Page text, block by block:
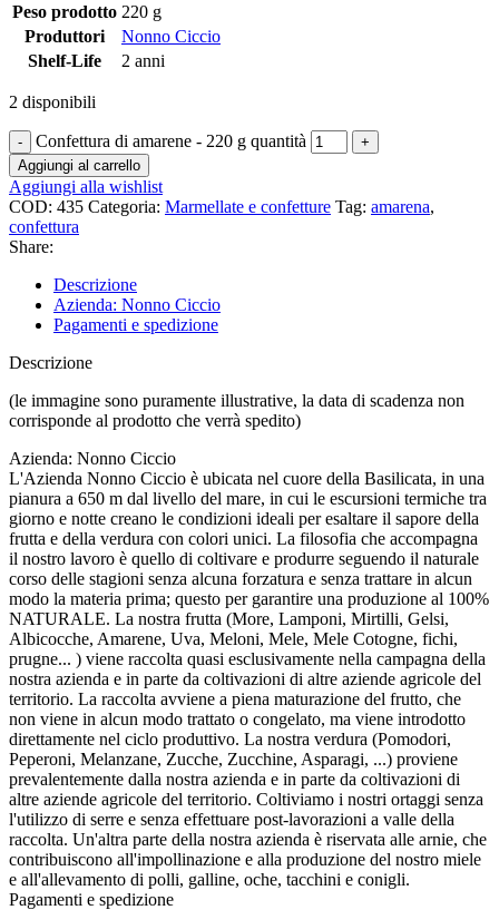
Peso prodotto 220 g
Produttori
Nonno Ciccio
Shelf-Life
2 anni
2 disponibili
Confettura di amarene - 220 g quantità
Aggiungi al carrello
Aggiungi alla wishlist
COD: 435 Categoria: Marmellate e confetture Tag: amarena,
confettura
Share:
Descrizione
Azienda: Nonno Ciccio
Pagamenti e spedizione
Descrizione
(le immagine sono puramente illustrative, la data di scadenza non
corrisponde al prodotto che verrà spedito)
Azienda: Nonno Ciccio
L'Azienda Nonno Ciccio è ubicata nel cuore della Basilicata, in una
pianura a 650 m dal livello del mare, in cui le escursioni termiche tra
giorno e notte creano le condizioni ideali per esaltare il sapore della
frutta e della verdura con colori unici. La filosofia che accompagna
il nostro lavoro è quello di coltivare e produrre seguendo il naturale
corso delle stagioni senza alcuna forzatura e senza trattare in alcun
modo la materia prima; questo per garantire una produzione al 100%
NATURALE. La nostra frutta (More, Lamponi, Mirtilli, Gelsi,
Albicocche, Amarene, Uva, Meloni, Mele, Mele Cotogne, fichi,
prugne... ) viene raccolta quasi esclusivamente nella campagna della
nostra azienda e in parte da coltivazioni di altre aziende agricole del
territorio. La raccolta avviene a piena maturazione del frutto, che
non viene in alcun modo trattato o congelato, ma viene introdotto
direttamente nel ciclo produttivo. La nostra verdura (Pomodori,
Peperoni, Melanzane, Zucche, Zucchine, Asparagi, ...) proviene
prevalentemente dalla nostra azienda e in parte da coltivazioni di
altre aziende agricole del territorio. Coltiviamo i nostri ortaggi senza
l'utilizzo di serre e senza effettuare post-lavorazioni a valle della
raccolta. Un'altra parte della nostra azienda è riservata alle arnie, che
contribuiscono all'impollinazione e alla produzione del nostro miele
e all'allevamento di polli, galline, oche, tacchini e conigli.
Pagamenti e spedizione